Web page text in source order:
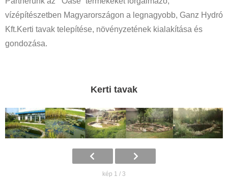
vízépítészetben Magyarországon a legnagyobb, Ganz Hydró
Kft.Kerti tavak telepítése, növényzetének kialakítása és
gondozása.
Kerti tavak
kép 1 / 3